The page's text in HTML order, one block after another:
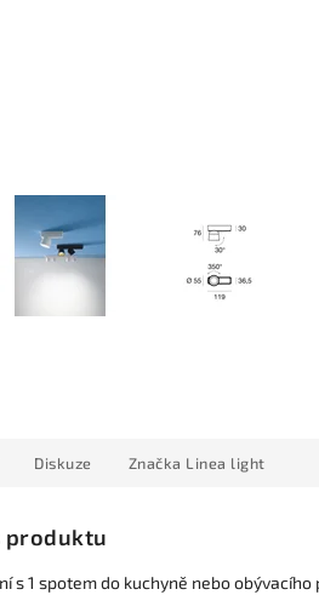
Diskuze Značka Linea light
produktu
s 1 spotem do kuchyně nebo obývacího